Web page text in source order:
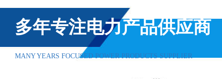
多年专注电力产品供应商
MANY YEARS FOCUSED POWER PRODUCTS SUPPLIER